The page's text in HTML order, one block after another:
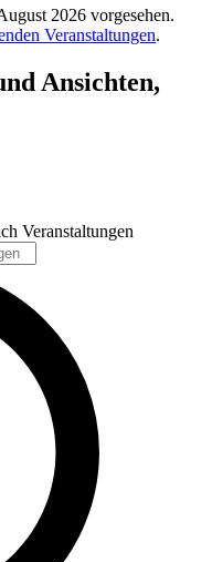
2026 vorgesehen.
Veranstaltungen.
Ansichten,
Veranstaltungen